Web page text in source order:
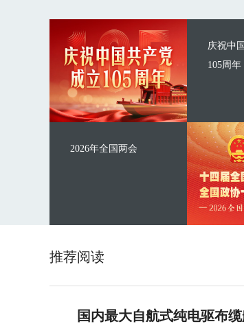
庆祝中
105周年
2026年全国两会
推荐阅读
国内最大自航式纯电驱布